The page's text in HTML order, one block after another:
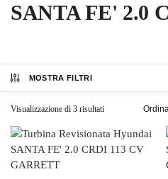
SANTA FE' 2.0
MOSTRA FILTRI
Visualizzazione di 3 risultati